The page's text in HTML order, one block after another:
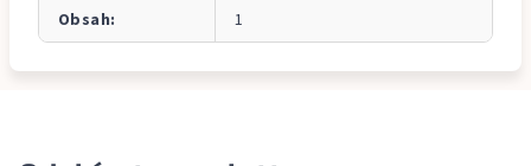
Obsah: 1